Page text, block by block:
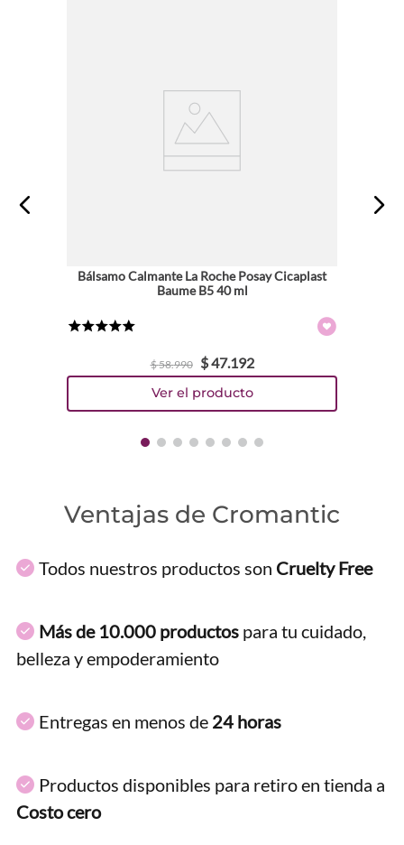
Bálsamo Calmante La Roche Posay Cicaplast
Baume B5 40 ml
$58.990 $47.192
Ventajas de Cromantic
Todos nuestros productos son Cruelty Free
Más de 10.000 productos para tu cuidado,
belleza y empoderamiento
Entregas en menos de 24 horas
Productos disponibles para retiro en tienda a
Costo cero